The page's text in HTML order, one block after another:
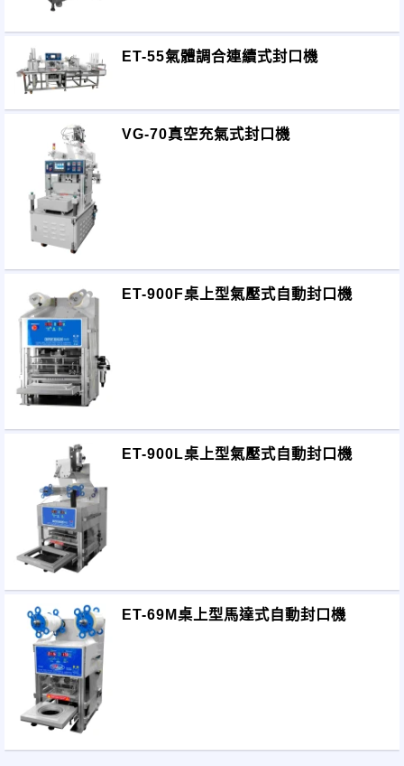
ET-55氣體調合連續式封口機
VG-70真空充氣式封口機
ET-900F桌上型氣壓式自動封口機
ET-900L桌上型氣壓式自動封口機
ET-69M桌上型馬達式自動封口機